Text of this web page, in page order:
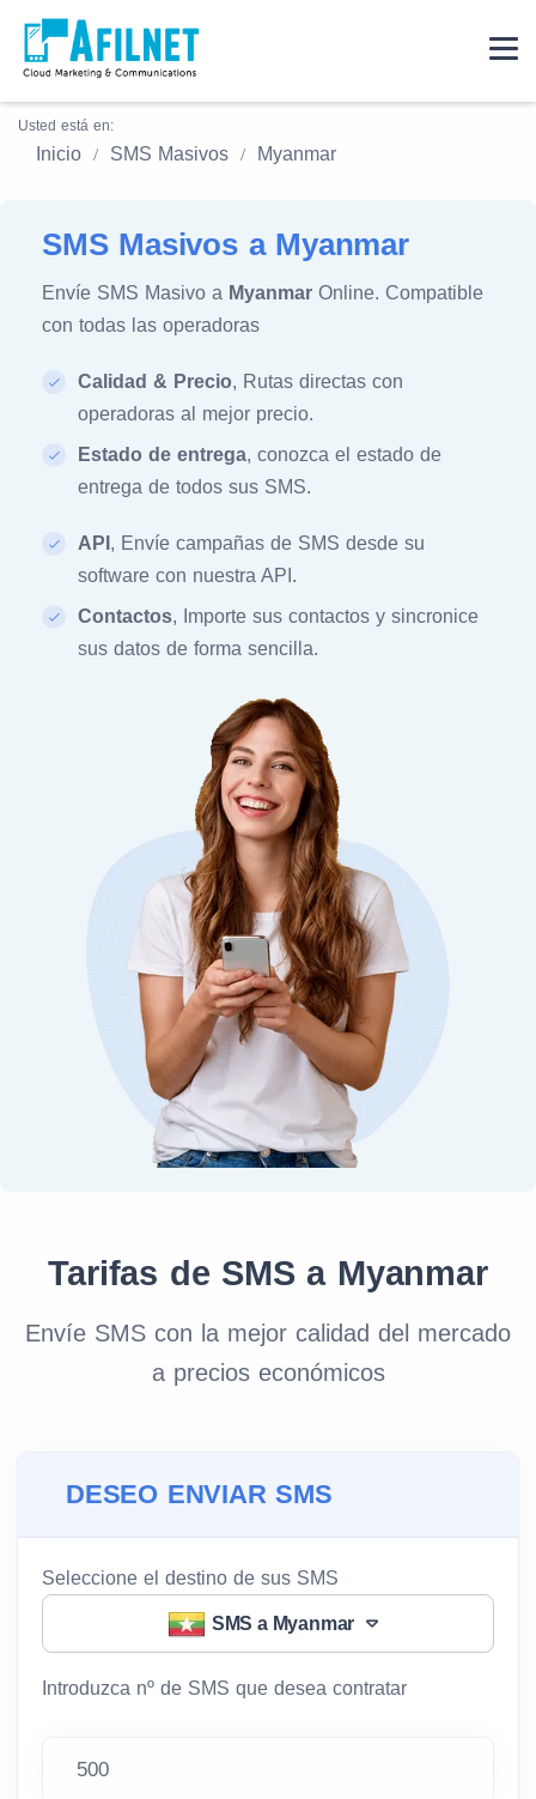
Usted está en:
Inicio SMS Masivos Myanmar
SMS Masivos a Myanmar
Envíe SMS Masivo a Myanmar Online. Compatible
con todas las operadoras
Calidad & Precio, Rutas directas con
operadoras al mejor precio.
Estado de entrega, conozca el estado de
entrega de todos sus SMS.
API , Envíe campañas de SMS desde su
software con nuestra API.
Contactos, Importe sus contactos y sincronice
sus datos de forma sencilla.
Tarifas de SMS a Myanmar
Envíe SMS con la mejor calidad del mercado
a precios económicos
DESEO ENVIAR SMS
Seleccione el destino de sus SMS
SMS a Myanmar
Introduzca nº de SMS que desea contratar